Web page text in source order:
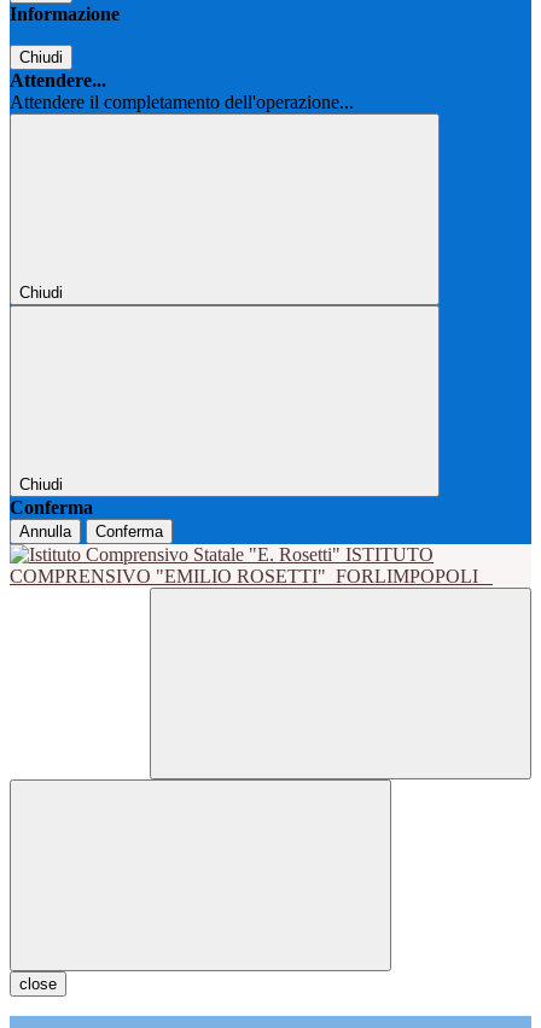
Informazione
Chiudi
Attendere...
Attendere il completamento dell'operazione...
Chiudi
Chiudi
Conferma
Annulla Conferma
ISTITUTO
COMPRENSIVO "EMILIO ROSETTI" FORLIMPOPOLI
close